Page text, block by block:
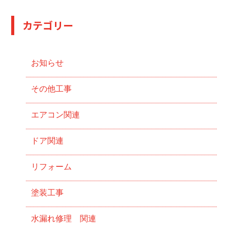
カテゴリー
お知らせ
その他工事
エアコン関連
ドア関連
リフォーム
塗装工事
水漏れ修理 関連